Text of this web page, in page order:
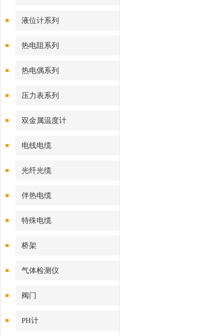
液位计系列
热电阻系列
热电偶系列
压力表系列
双金属温度计
电线电缆
光纤光缆
伴热电缆
特殊电缆
桥架
气体检测仪
阀门
PH计